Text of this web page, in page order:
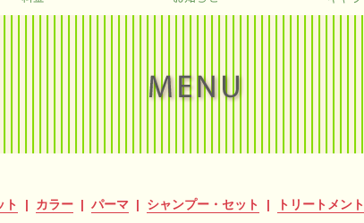
ト | カラー | パーマ | シャンプー・セット | トリートメント